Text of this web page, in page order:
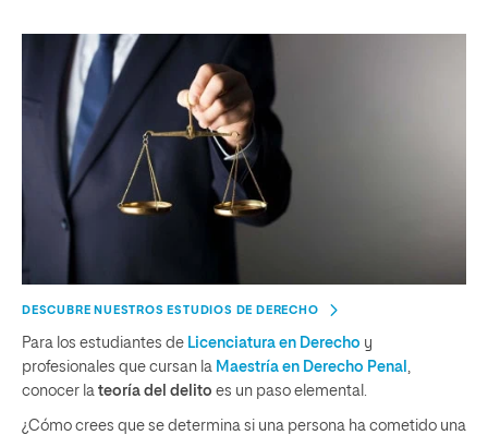
DESCUBRE NUESTROS ESTUDIOS DE DERECHO
Para los estudiantes de Licenciatura en Derecho y
profesionales que cursan la Maestría en Derecho Penal
conocer la teoría del delito es un paso elemental.
¿Cómo crees que se determina si una persona ha cometido una